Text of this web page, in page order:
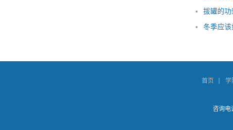
拔罐的
冬季应
首页 学
咨询电